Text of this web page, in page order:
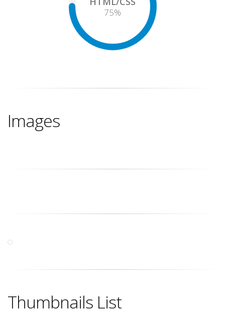
75%
Images
Thumbnails List